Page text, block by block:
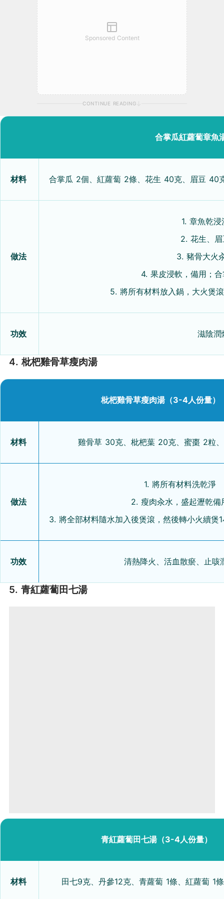
Sponsored Content
CONTINUE READING
合掌瓜紅蘿蔔章魚
材料 合掌瓜 2個、紅蘿蔔 2條、花生 40克、眉豆 40
做法
1. 章魚乾
2. 花生、
3. 豬骨大火
4. 果皮浸軟，備用；
5. 將所有材料放入鍋，大火煲
功效 滋陰潤
4. 枇杷雞骨草瘦肉湯
枇杷雞骨草瘦肉湯（3-4人份量）
材料 雞骨草 30克、枇杷葉 20克、蜜棗 2粒
做法
1. 將所有材料洗乾淨
2. 瘦肉汆水，盛起瀝乾備
3. 將全部材料隨水加入後煲滾，然後轉小火續煲
功效 清熱降火、活血散瘀、止咳
5. 青紅蘿蔔田七湯
青紅蘿蔔田七湯（3-4人份量）
材料 田七9克、丹參12克、青蘿蔔 1條、紅蘿蔔 1